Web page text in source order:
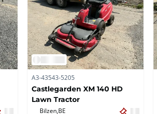
A3-43543-5205
Castlegarden XM 140 HD
Lawn Tractor
Bilzen, BE